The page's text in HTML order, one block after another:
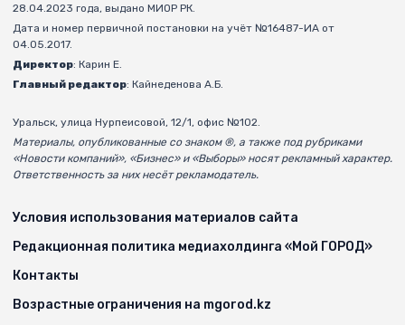
28.04.2023 года, выдано МИОР РК.
Дата и номер первичной постановки на учёт №16487-ИА от
04.05.2017.
Директор: Карин Е.
Главный редактор: Кайнеденова А.Б.
Уральск, улица Нурпеисовой, 12/1, офис №102.
Материалы, опубликованные со знаком ®, а также под рубриками
«Новости компаний», «Бизнес» и «Выборы» носят рекламный характер.
Ответственность за них несёт рекламодатель.
Условия использования материалов сайта
Редакционная политика медиахолдинга «Мой ГОРОД»
Контакты
Возрастные ограничения на mgorod.kz